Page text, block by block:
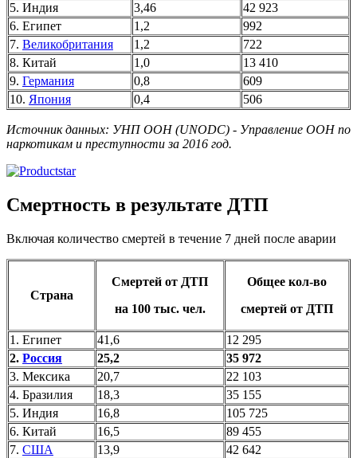
5. Индия
3,46
42 923
6. Египет
1,2
992
7. Великобритания 1,2
722
8. Китай
1,0
13 410
9. Германия 0,8
609
10. Япония 0,4 506
Источник данных: УНП ООН (UNODC) - Управление ООН по
наркотикам и преступности за 2016 год.
Смертность в результате ДТП
Включая количество смертей в течение 7 дней после аварии
Страна
Смертей от ДТП
на 100 тыс. чел.
Общее кол-во
смертей от ДТП
1. Египет 41,6
12 295
2. Россия 25,2
35 972
3. Мексика
20,7
22 103
4. Бразилия
18,3
35 155
5. Индия
16,8
105 725
6. Китай
16,5
89 455
7. США 13,9
42 642